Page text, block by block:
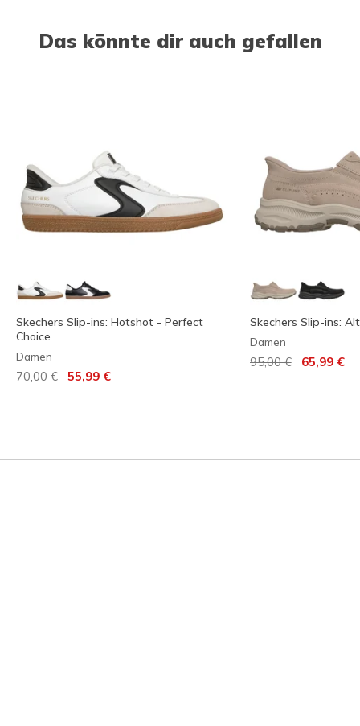
Das könnte dir auch gefallen
Skechers Slip-ins: Hotshot - Perfect
Choice
Damen
Reduziert von
70,00 € auf
55,99 €
Skechers Slip-ins:
Damen
Reduziert von
95,00 €auf65,99 €